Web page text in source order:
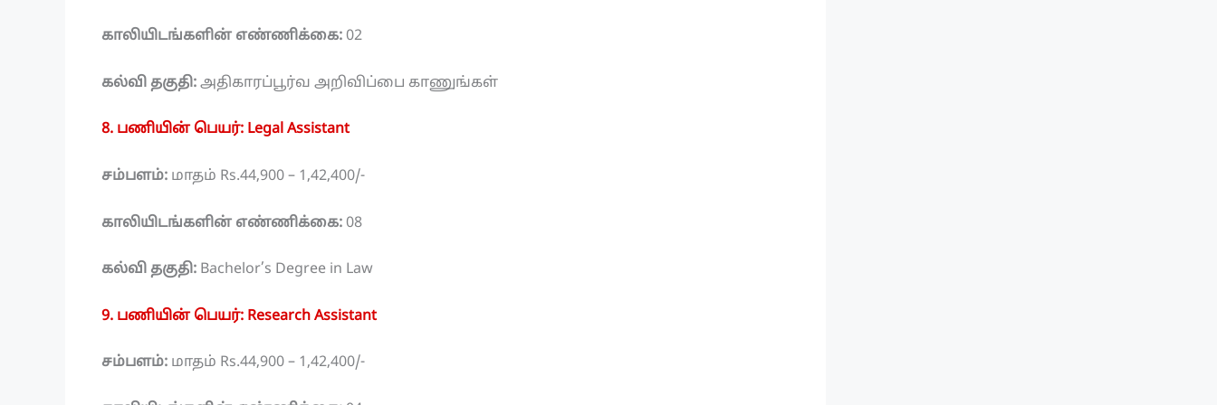
காலியிடங்களின் எண்ணிக்கை: 02
கல்வி தகுதி: அதிகாரப்பூர்வ அறிவிப்பை காணுங்கள்
8. பணியின் பெயர்: Legal Assistant
சம்பளம்: மாதம் Rs.44,900 – 1,42,400/-
காலியிடங்களின் எண்ணிக்கை: 08
கல்வி தகுதி: Bachelor’s Degree in Law
9. பணியின் பெயர்: Research Assistant
சம்பளம்: மாதம் Rs.44,900 – 1,42,400/-